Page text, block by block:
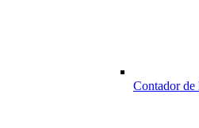
Contador